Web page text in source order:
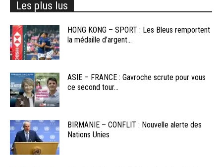
Les plus lus
HONG KONG – SPORT : Les Bleus remportent
la médaille d’argent...
ASIE – FRANCE : Gavroche scrute pour vous
ce second tour...
BIRMANIE – CONFLIT : Nouvelle alerte des
Nations Unies